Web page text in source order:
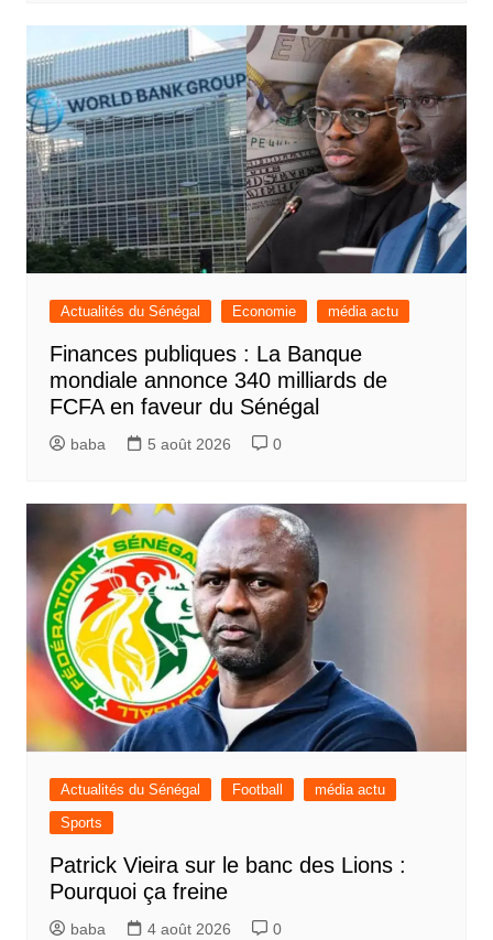
Actualités du Sénégal Economie média actu
Finances publiques : La Banque
mondiale annonce 340 milliards de
FCFA en faveur du Sénégal
baba 5 août 2026 0
Actualités du Sénégal Football
média actu
Sports
Patrick Vieira sur le banc des Lions :
Pourquoi ça freine
baba 4 août 2026 0